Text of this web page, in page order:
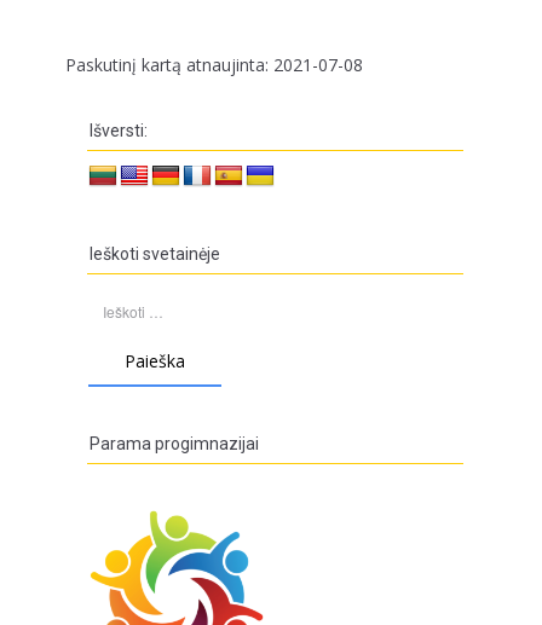
Paskutinį kartą atnaujinta: 2021-07-08
Išversti:
Ieškoti svetainėje
Parama progimnazijai